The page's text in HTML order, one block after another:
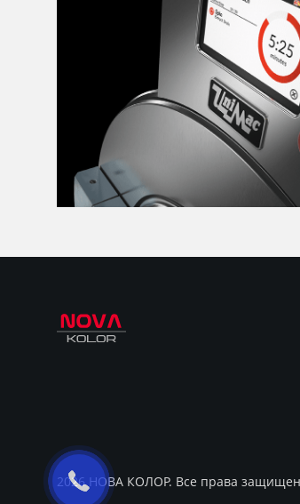
2026 НОВА КОЛОР. Все права